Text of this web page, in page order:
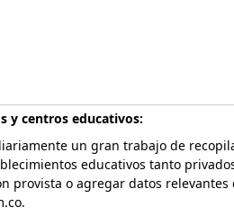
y centros educativos:
un gran trabajo de
educativos tanto
provista o agregar datos